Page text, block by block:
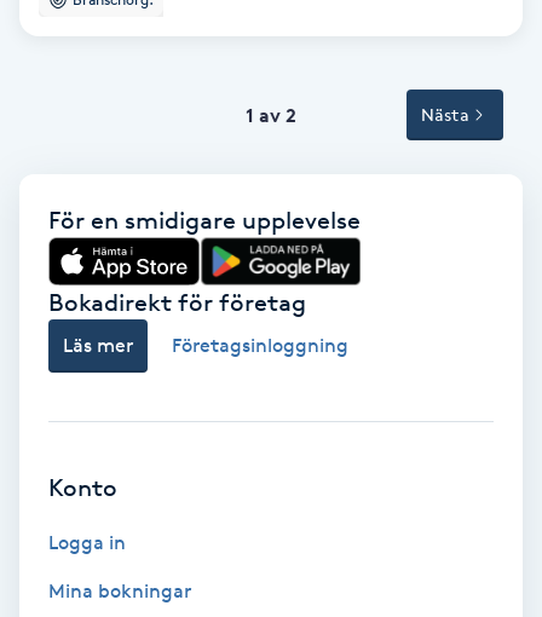
Tandläkare
Tatuering
Thaimassage
Toning
1 av 2 Nästa
För en smidigare upplevelse
Bokadirekt för företag
Läs mer Företagsinloggning
Konto
Logga in
Mina bokningar